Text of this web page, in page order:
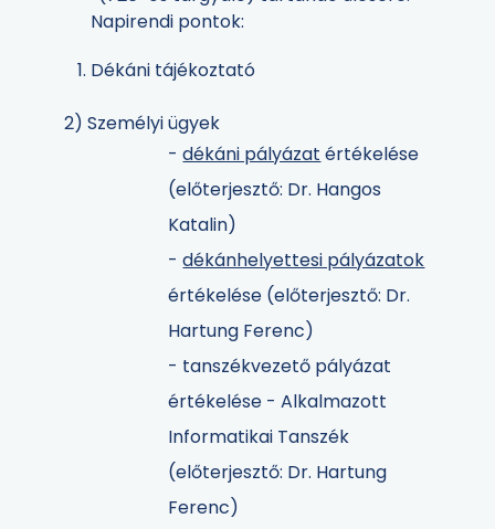
Napirendi pontok:
Dékáni tájékoztató
2) Személyi ügyek
-dékáni pályázat értékelése
(előterjesztő: Dr. Hangos
Katalin)
-dékánhelyettesi pályázatok
értékelése (előterjesztő: Dr.
Hartung Ferenc)
- tanszékvezető pályázat
értékelése - Alkalmazott
Informatikai Tanszék
(előterjesztő: Dr. Hartung
Ferenc)